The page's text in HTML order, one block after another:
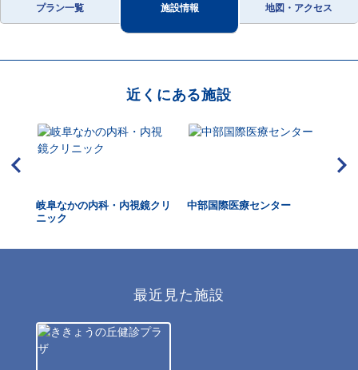
プラン一覧 施設情報 地図・アクセス
近くにある施設
岐阜なかの内科・内視鏡クリ
ニック
中部国際医療センター
最近見た施設